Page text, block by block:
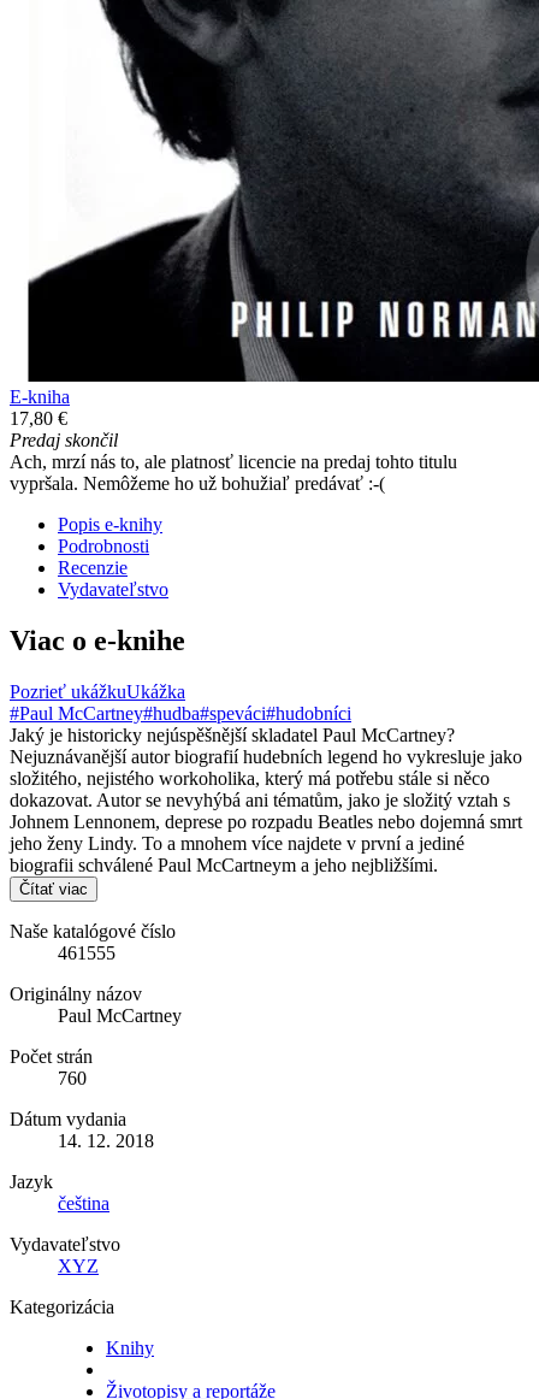
E-kniha
17,80 €
Predaj skončil
Ach, mrzí nás to, ale platnosť licencie na predaj tohto titulu
vypršala. Nemôžeme ho už bohužiaľ predávať :-(
Popis e-knihy
Podrobnosti
Recenzie
Vydavateľstvo
Viac o e-knihe
Pozrieť ukážkuUkážka
#Paul McCartney#hudba#speváci#hudobníci
Jaký je historicky nejúspěšnější skladatel Paul McCartney?
Nejuznávanější autor biografií hudebních legend ho vykresluje jako
složitého, nejistého workoholika, který má potřebu stále si něco
dokazovat. Autor se nevyhýbá ani tématům, jako je složitý vztah s
Johnem Lennonem, deprese po rozpadu Beatles nebo dojemná smrt
jeho ženy Lindy. To a mnohem více najdete v první a jediné
biografii schválené Paul McCartneym a jeho nejbližšími.
Čítať viac
Naše katalógové číslo
461555
Originálny názov
Paul McCartney
Počet strán
760
Dátum vydania
14. 12. 2018
Jazyk
čeština
Vydavateľstvo
XYZ
Kategorizácia
Knihy
Životopisy a reportáže